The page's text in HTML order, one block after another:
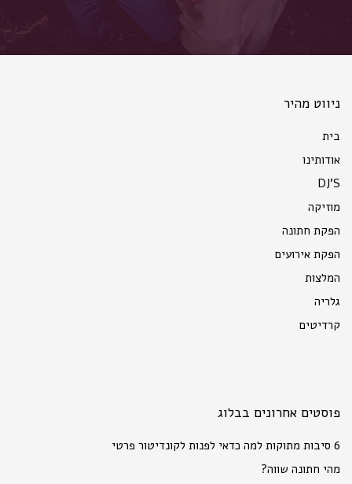
ניווט מהיר
בית
אודותינו
DJ'S
מוזיקה
הפקת חתונה
הפקת אירועים
המלצות
גלריה
קרדיטים
פוסטים אחרונים בבלוג
6 סיבות מתוקות למה כדאי לפנות לקונדיטור פרטי
מהי חתונה שווה?